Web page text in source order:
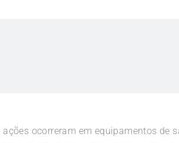
ações ocorreram em equipamentos de